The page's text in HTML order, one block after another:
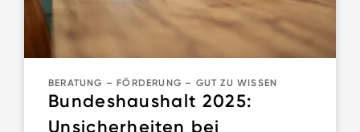
BERATUNG – FÖRDERUNG – GUT ZU WISSEN
Bundeshaushalt 2025:
Unsicherheiten bei